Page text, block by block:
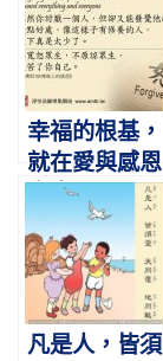
幸福的根基，
就在愛與感恩
之中
凡是人，皆須